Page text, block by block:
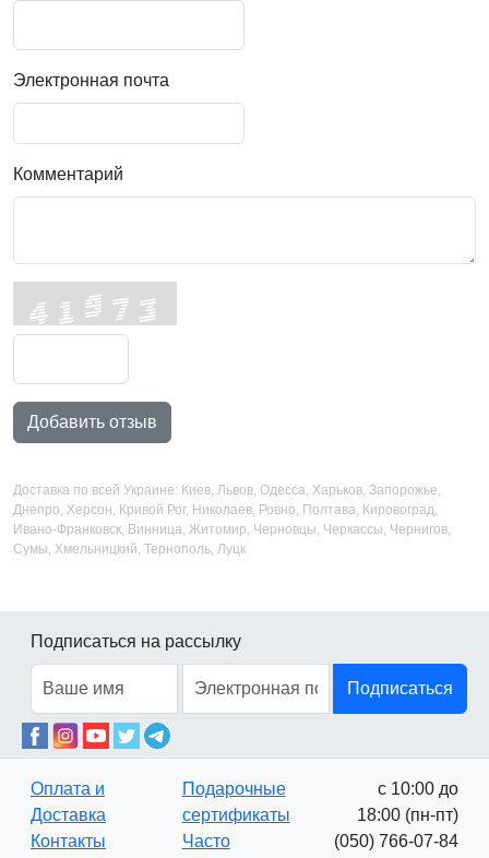
Электронная почта
Комментарий
Добавить отзыв
Доставка по всей Украине: Киев, Львов, Одесса, Харьков, Запорожье,
Днепро, Херсон, Кривой Рог, Николаев, Ровно, Полтава, Кировоград,
Ивано-Франковск, Винница, Житомир, Черновцы, Черкассы, Чернигов,
Сумы, Хмельницкий, Тернополь, Луцк
Подписаться на рассылку
Подписаться
Оплата и
Доставка
Контакты
Подарочные
сертификаты
Часто
с 10:00 до
18:00 (пн-пт)
(050) 766-07-84